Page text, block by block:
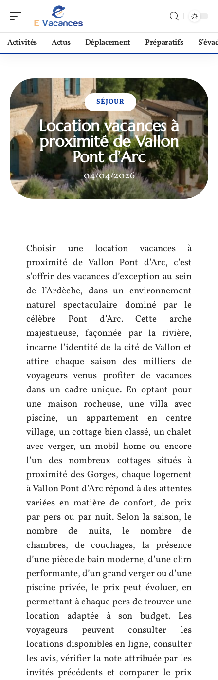
Activités Actus Déplacement Préparatifs
SÉJOUR
Location vacances à
proximité de Vallon
Pont d’Arc
04/04/2026
Choisir une location vacances à
proximité de Vallon Pont d’Arc, c’est
s’offrir des vacances d’exception au sein
de l’Ardèche, dans un environnement
naturel spectaculaire dominé par le
célèbre Pont d’Arc. Cette arche
majestueuse, façonnée par la rivière,
incarne l’identité de la cité de Vallon et
attire chaque saison des milliers de
voyageurs venus profiter de vacances
dans un cadre unique. En optant pour
une maison rocheuse, une villa avec
piscine, un appartement en centre
village, un cottage bien classé, un chalet
avec verger, un mobil home ou encore
l’un des nombreux cottages situés à
proximité des Gorges, chaque logement
à Vallon Pont d’Arc répond à des attentes
variées en matière de confort, de prix
par pers ou par nuit. Selon la saison, le
nombre de nuits, le nombre de
chambres, de couchages, la présence
d’une pièce de bain moderne, d’une clim
performante, d’un grand verger ou d’une
piscine privée, le prix peut évoluer, en
permettant à chaque pers de trouver une
location adaptée à son budget. Les
voyageurs peuvent consulter les
locations disponibles en ligne, consulter
les avis, vérifier la note attribuée par les
invités précédents et comparer le prix